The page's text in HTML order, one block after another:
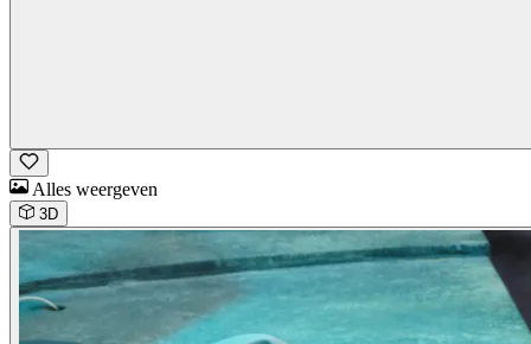
Alles weergeven
3D